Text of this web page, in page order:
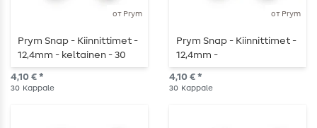
от Prym
Prym Snap - Kiinnittimet -
12,4mm - keltainen - 30
kpl
4,10 € *
30 Kappale
от Prym
Prym Snap - Kiinnittimet -
12,4mm -
vaaleanpunainen - 30 kpl
4,10 € *
30 Kappale